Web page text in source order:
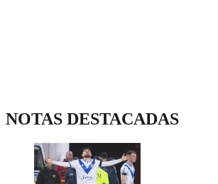
NOTAS DESTACADAS